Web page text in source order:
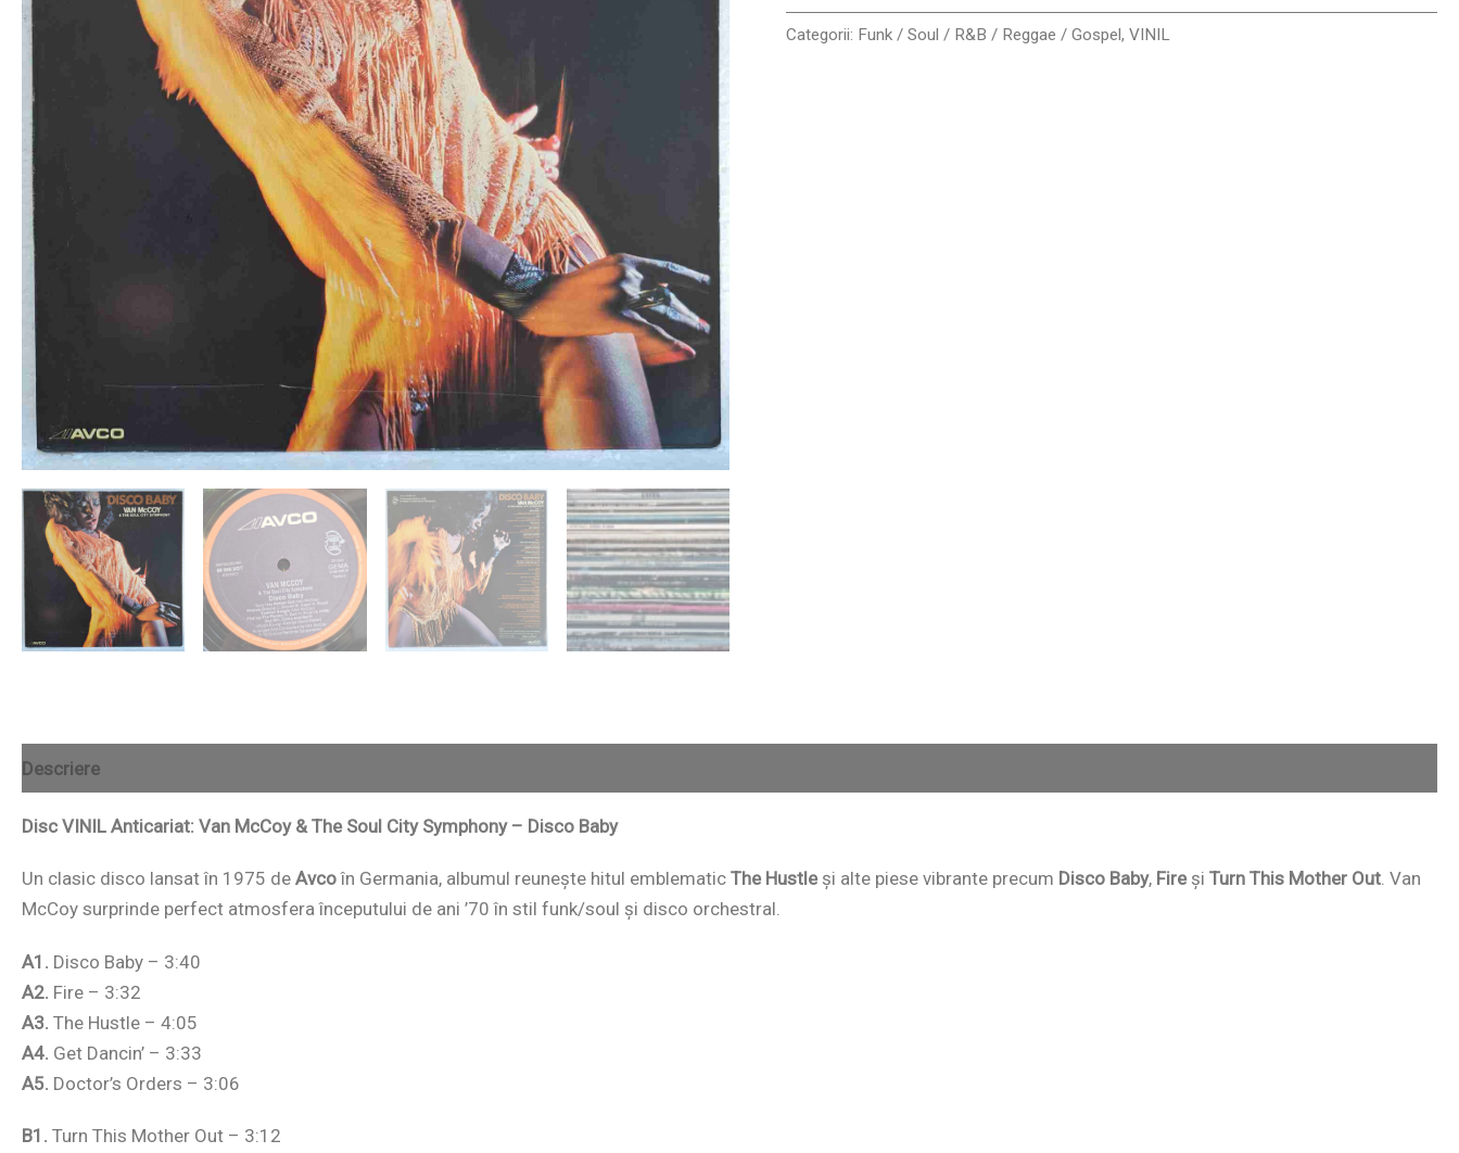
-
Disc
Categorii: Funk / Soul / R&B / Reggae / Gospel,VINIL
Descriere
Disc VINIL Anticariat: Van McCoy & The Soul City Symphony – Disco Baby
Un clasic disco lansat în 1975 de Avcoîn Germania, albumul reunește hitul emblematic The Hustleși alte piese vibrante precum Disco Baby, Fireși Turn This Mother Out. Van
McCoy surprinde perfect atmosfera începutului de ani ’70 în stil funk/soul și disco orchestral.
A1. Disco Baby – 3:40
A2. Fire – 3:32
A3. The Hustle – 4:05
A4. Get Dancin’ – 3:33
A5. Doctor’s Orders – 3:06
B1. Turn This Mother Out – 3:12